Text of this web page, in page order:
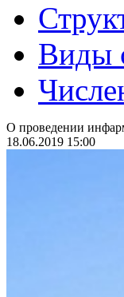
Виды
О проведении
18.06.2019 15:00